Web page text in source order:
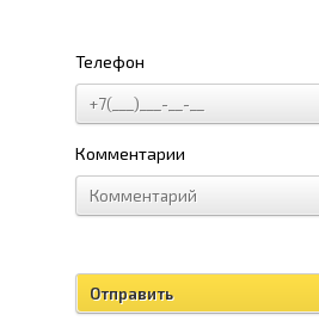
Телефон
Комментарии